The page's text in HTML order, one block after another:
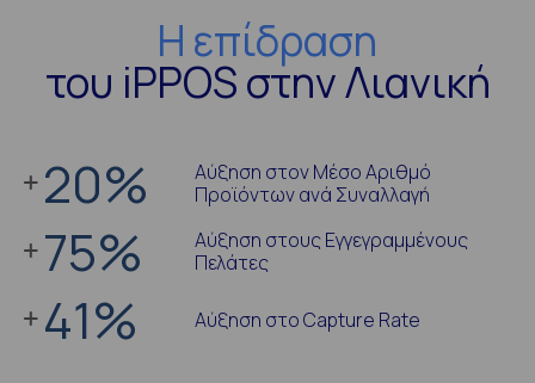
Η επίδραση
του iPPOS στην Λιανική
20%
Αύξηση στον Μέσο Αριθμό
Προϊόντων ανά Συναλλαγή
75%
Αύξηση στους Εγγεγραμμένους
Πελάτες
41% Αύξηση στο Capture Rate